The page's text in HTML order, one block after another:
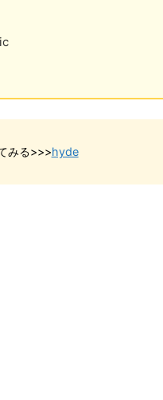
みる>>>hyde